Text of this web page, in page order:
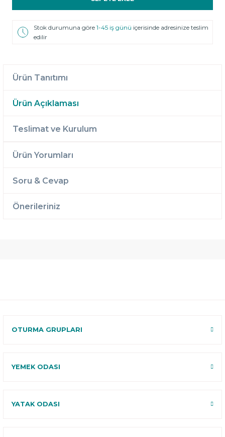
Stok durumuna göre1-45 iş günü içerisinde adresinize teslim
edilir
Ürün Tanıtımı
Ürün Açıklaması
Teslimat ve Kurulum
Ürün Yorumları
Soru & Cevap
Önerileriniz
OTURMA GRUPLARI
YEMEK ODASI
YATAK ODASI